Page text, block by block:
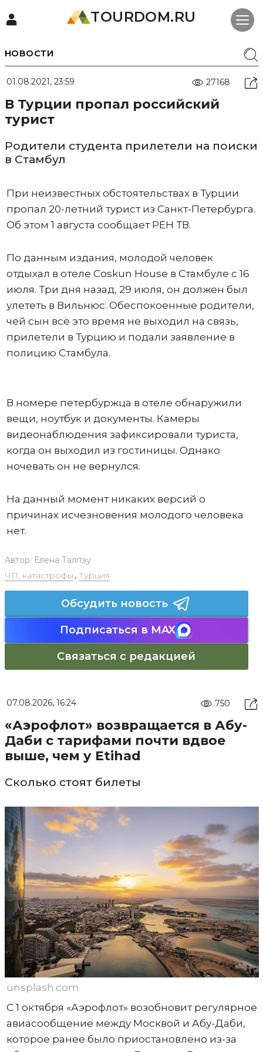
TOURDOM.RU
НОВОСТИ
01.08.2021, 23:59 27168
В Турции пропал российский
турист
Родители студента прилетели на поиски
в Стамбул
При неизвестных обстоятельствах в Турции
пропал 20-летний турист из Санкт-Петербурга.
Об этом 1 августа сообщает РЕН ТВ.
По данным издания, молодой человек
отдыхал в отеле Coskun House в Стамбуле с 16
июля. Три дня назад, 29 июля, он должен был
улететь в Вильнюс. Обеспокоенные родители,
чей сын всё это время не выходил на связь,
прилетели в Турцию и подали заявление в
полицию Стамбула.
В номере петербуржца в отеле обнаружили
вещи, ноутбук и документы. Камеры
видеонаблюдения зафиксировали туриста,
когда он выходил из гостиницы. Однако
ночевать он не вернулся.
На данный момент никаких версий о
причинах исчезновения молодого человека
нет.
Автор: Елена Талпэу
ЧП, катастрофы , Турция
Обсудить новость
Подписаться в MAX
Связаться с редакцией
07.08.2026, 16:24 750
«Аэрофлот» возвращается в Абу-
Даби с тарифами почти вдвое
выше, чем у Etihad
Сколько стоят билеты
unsplash.com
С 1 октября «Аэрофлот» возобновит регулярное
авиасообщение между Москвой и Абу-Даби,
которое ранее было приостановлено из-за